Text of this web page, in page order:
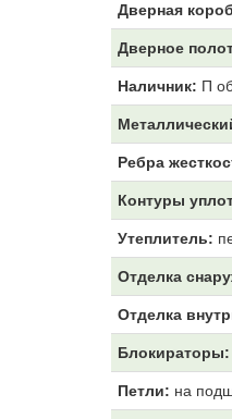
Дверная
Дверное
Наличник: П
Ребра
Контуры
Утеплитель:
Отделка
Отделка
Блокираторы:
Петли: на